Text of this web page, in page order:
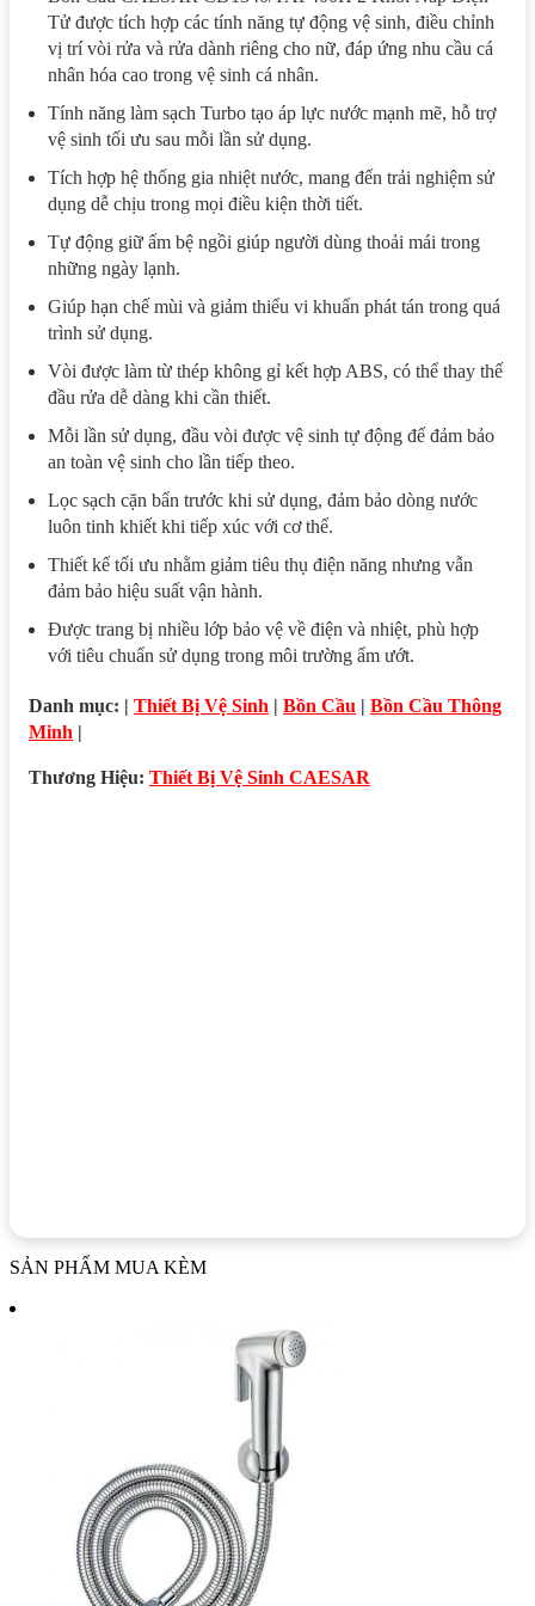
Tử được tích hợp các tính năng tự động vệ sinh, điều chỉnh
vị trí vòi rửa và rửa dành riêng cho nữ, đáp ứng nhu cầu cá
nhân hóa cao trong vệ sinh cá nhân.
Tính năng làm sạch Turbo tạo áp lực nước mạnh mẽ, hỗ trợ
vệ sinh tối ưu sau mỗi lần sử dụng.
Tích hợp hệ thống gia nhiệt nước, mang đến trải nghiệm sử
dụng dễ chịu trong mọi điều kiện thời tiết.
Tự động giữ ấm bệ ngồi giúp người dùng thoải mái trong
những ngày lạnh.
Giúp hạn chế mùi và giảm thiểu vi khuẩn phát tán trong quá
trình sử dụng.
Vòi được làm từ thép không gỉ kết hợp ABS, có thể thay thế
đầu rửa dễ dàng khi cần thiết.
Mỗi lần sử dụng, đầu vòi được vệ sinh tự động để đảm bảo
an toàn vệ sinh cho lần tiếp theo.
Lọc sạch cặn bẩn trước khi sử dụng, đảm bảo dòng nước
luôn tinh khiết khi tiếp xúc với cơ thể.
Thiết kế tối ưu nhằm giảm tiêu thụ điện năng nhưng vẫn
đảm bảo hiệu suất vận hành.
Được trang bị nhiều lớp bảo vệ về điện và nhiệt, phù hợp
với tiêu chuẩn sử dụng trong môi trường ẩm ướt.
Danh mục: | Thiết Bị Vệ Sinh | Bồn Cầu | Bồn Cầu Thông
Minh |
Thương Hiệu: Thiết Bị Vệ Sinh CAESAR
SẢN PHẨM MUA KÈM